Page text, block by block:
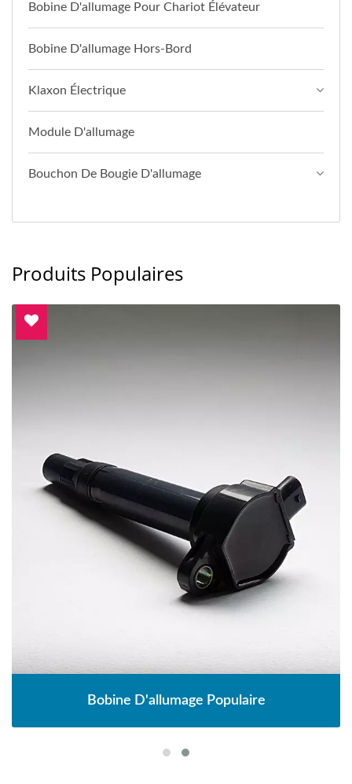
Bobine D'allumage Pour Chariot Élévateur
Bobine D'allumage Hors-Bord
Klaxon Électrique
Module D'allumage
Bouchon De Bougie D'allumage
Produits Populaires
Bobine D'allumage Populaire